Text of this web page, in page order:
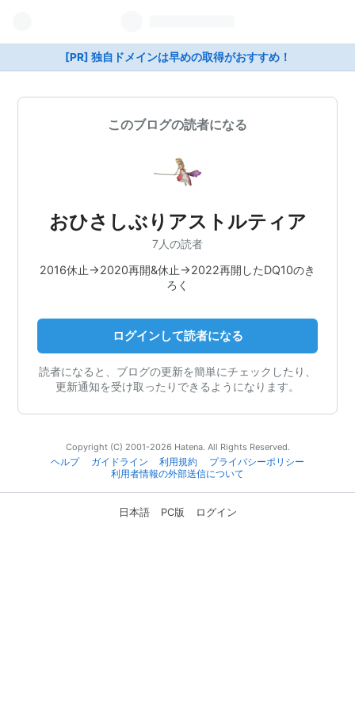
[PR] 独自ドメインは早めの取得がおすすめ！
このブログの読者になる
おひさしぶりアストルティア
7人の読者
2016休止→2020再開&休止→2022再開したDQ10のき
ろく
ログインして読者になる
読者になると、ブログの更新を簡単にチェックしたり、
更新通知を受け取ったりできるようになります。
Copyright (C) 2001-2026 Hatena. All Rights Reserved.
ヘルプ
ガイドライン 利用規約
プライバシーポリシー
利用者情報の外部送信について
日本語 PC版 ログイン